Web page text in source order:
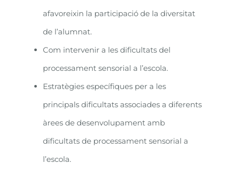
afavoreixin la participació de la diversitat
de l’alumnat.
Com intervenir a les dificultats del
processament sensorial a l’escola.
Estratègies específiques per a les
principals dificultats associades a diferents
àrees de desenvolupament amb
dificultats de processament sensorial a
l’escola.